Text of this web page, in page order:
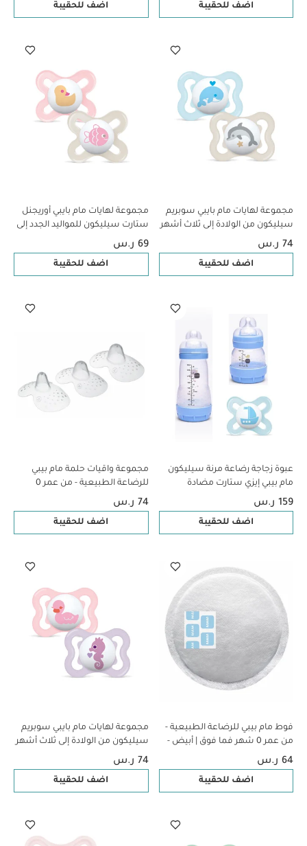
اضف للحقيبة اضف للحقيبة
مجموعة لهايات مام بايبي سوبريم
سيليكون من الولادة إلى ثلاث أشهر
- أزرق وبيج، قطعتين
74 ر.س
اضف للحقيبة
مجموعة لهايات مام بايبي أوريجنل
ستارت سيليكون للمواليد الجدد إلى
سن شهرين - سي لايف بينك وبيج،
قطعتين
69 ر.س
اضف للحقيبة
عبوة زجاجة رضاعة مرنة سيليكون
مام بيبي إيزي ستارت مضادة
للمغص - من سن الولادة فما فوق
| سي لايف بلو - 3 قطع
159 ر.س
اضف للحقيبة
مجموعة واقيات حلمة مام بيبي
| عبوة من 3 قطع
74 ر.س
اضف للحقيبة
فوط مام بيبي للرضاعة الطبيعية -
من عمر 0 ​​شهر فما فوق | أبيض -
30 قطعة
64 ر.س
اضف للحقيبة
مجموعة لهايات مام بايبي سوبريم
سيليكون من الولادة إلى ثلاث أشهر
- سي لايف بينك وبنفسجي،
قطعتين
74 ر.س
اضف للحقيبة